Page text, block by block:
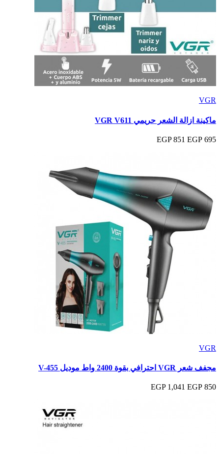
VGR
ماكينة ازالة الشعر حريمي VGR V611
695 EGP
851 EGP
VGR
مجفف شعر VGR احترافي بقوة 2400 واط موديل V-455
850 EGP
1,041 EGP